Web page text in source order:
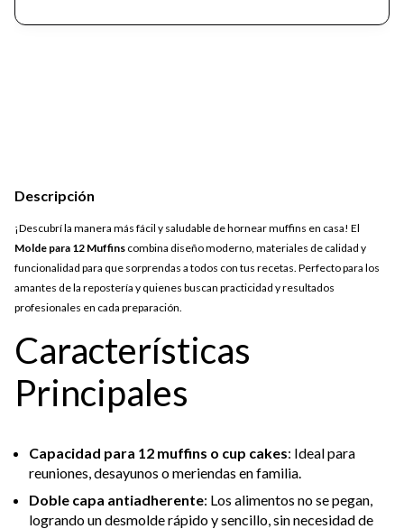
Descripción
¡Descubrí la manera más fácil y saludable de hornear muffins en casa! El
Molde para 12 Muffins combina diseño moderno, materiales de calidad y
funcionalidad para que sorprendas a todos con tus recetas. Perfecto para los
amantes de la repostería y quienes buscan practicidad y resultados
profesionales en cada preparación.
Características
Principales
Capacidad para 12 muffins o cup cakes: Ideal para
reuniones, desayunos o meriendas en familia.
Doble capa antiadherente: Los alimentos no se pegan,
logrando un desmolde rápido y sencillo, sin necesidad de